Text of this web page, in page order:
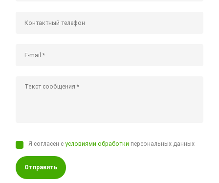
Я согласен сусловиями обработки персональных данных
Отправить